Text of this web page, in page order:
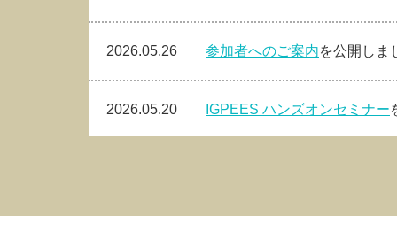
2026.05.26 参加者へのご案内を公開しま
2026.05.20 IGPEES ハンズオンセミナー